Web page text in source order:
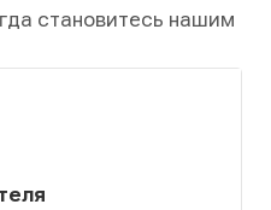
становитесь нашим